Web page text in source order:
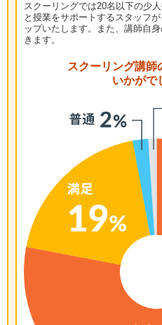
スクーリングでは20名以下の少
と授業をサポートするスタッフ
ップいたします。また、講師自
きます。
スクーリング講師
いかがで